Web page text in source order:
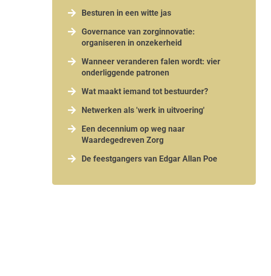
 Besturen in een witte jas

Governance van zorginnovatie:
organiseren in onzekerheid

Wanneer veranderen falen wordt: vier
onderliggende patronen
 Wat maakt iemand tot bestuurder?
 Netwerken als 'werk in uitvoering'

Een decennium op weg naar
Waardegedreven Zorg
 De feestgangers van Edgar Allan Poe